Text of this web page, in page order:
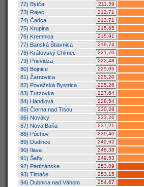
72) Bytča 211,39
73) Rajec 212,71
74) Čadca 213,71
75) Krupina 215,65
76) Kremnica 215,91
77) Banská Štiavnica 219,74
78) Kráľovský Chlmec 221,70
79) Prievidza 222,48
80) Bojnice 225,05
81) Žarnovica 225,20
82) Považská Bystrica 225,26
83) Turzovka 227,64
84) Handlová 228,54
85) Čierna nad Tisou 230,28
86) Nováky 233,26
87) Nová Baňa 237,21
88) Púchov 239,40
89) Dudince 242,62
90) Ilava 248,38
91) Šahy 249,53
92) Partizánske 253,09
93) Tlmače 253,15
94) Dubnica nad Váhom 254,67